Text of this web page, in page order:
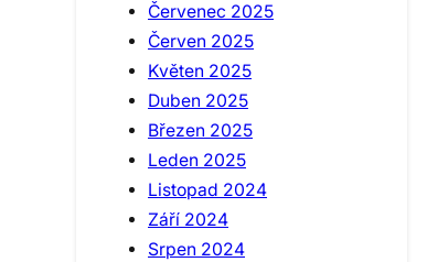
Červenec 2025
Červen 2025
Květen 2025
Duben 2025
Březen 2025
Leden 2025
Listopad 2024
Září 2024
Srpen 2024